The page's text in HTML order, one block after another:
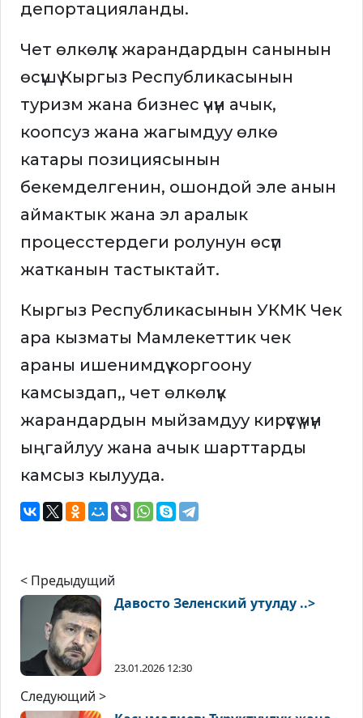
депортацияланды.
Чет өлкөлүк жарандардын санынын
өсүшү Кыргыз Республикасынын
туризм жана бизнес үчүн ачык,
коопсуз жана жагымдуу өлкө
катары позициясынын
бекемделгенин, ошондой эле анын
аймактык жана эл аралык
процесстердеги ролунун өсүп
жатканын тастыктайт.
Кыргыз Республикасынын УКМК Чек
ара кызматы Мамлекеттик чек
араны ишенимдүү коргоону
камсыздап,, чет өлкөлүк
жарандардын мыйзамдуу кирүүсү үчүн
ыңгайлуу жана ачык шарттарды
камсыз кылууда.
< Предыдущий
Давосто Зеленский утулду ..>
23.01.2026 12:30
Следующий >